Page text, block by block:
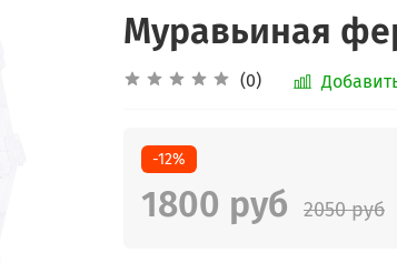
Муравьиная
(0)
-12%
1800 руб 2050 руб